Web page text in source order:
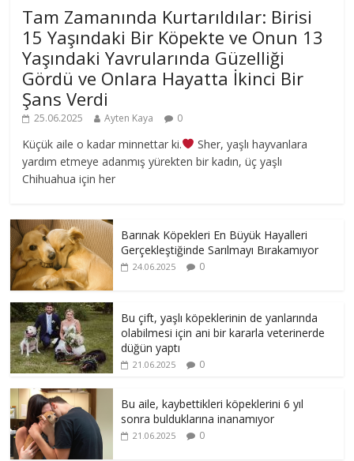
Tam Zamanında Kurtarıldılar: Birisi
15 Yaşındaki Bir Köpekte ve Onun 13
Yaşındaki Yavrularında Güzelliği
Gördü ve Onlara Hayatta İkinci Bir
Şans Verdi
25.06.2025 Ayten Kaya 0
Küçük aile o kadar minnettar ki.
Sher, yaşlı hayvanlara
yardım etmeye adanmış yürekten bir kadın, üç yaşlı
Chihuahua için her
Barınak Köpekleri En Büyük Hayalleri
Gerçekleştiğinde Sarılmayı Bırakamıyor
24.06.2025 0
Bu çift, yaşlı köpeklerinin de yanlarında
olabilmesi için ani bir kararla veterinerde
düğün yaptı
21.06.2025 0
Bu aile, kaybettikleri köpeklerini 6 yıl
sonra bulduklarına inanamıyor
21.06.2025 0